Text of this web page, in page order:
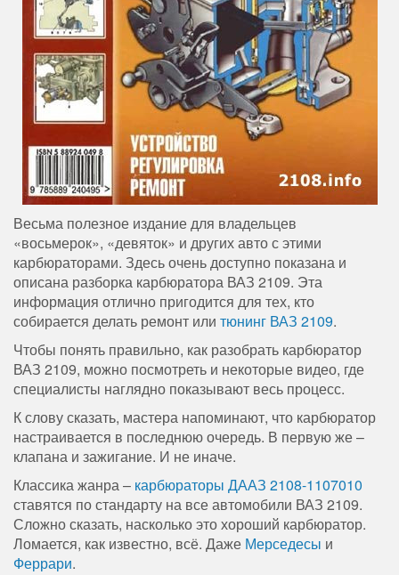
Весьма полезное издание для владельцев
«восьмерок», «девяток» и других авто с этими
карбюраторами. Здесь очень доступно показана и
описана разборка карбюратора ВАЗ 2109. Эта
информация отлично пригодится для тех, кто
собирается делать ремонт или тюнинг ВАЗ 2109.
Чтобы понять правильно, как разобрать карбюратор
ВАЗ 2109, можно посмотреть и некоторые видео, где
специалисты наглядно показывают весь процесс.
К слову сказать, мастера напоминают, что карбюратор
настраивается в последнюю очередь. В первую же –
клапана и зажигание. И не иначе.
Классика жанра – карбюраторы ДААЗ 2108-1107010
ставятся по стандарту на все автомобили ВАЗ 2109.
Сложно сказать, насколько это хороший карбюратор.
Ломается, как известно, всё. Даже Мерседесы и
Феррари.